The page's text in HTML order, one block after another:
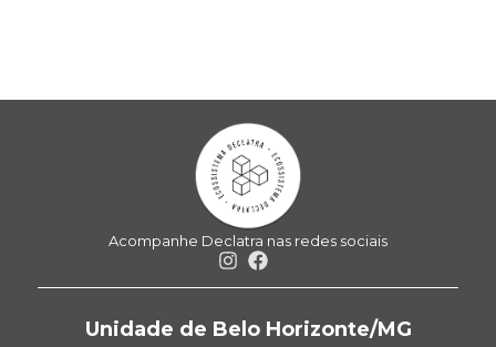
Acompanhe Declatra nas redes sociais
Unidade de Belo Horizonte/MG